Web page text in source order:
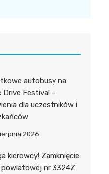
autobusy na
Drive Festival –
dla uczestników i
2026
kierowcy! Zamknięcie
powiatowej nr 3324Z